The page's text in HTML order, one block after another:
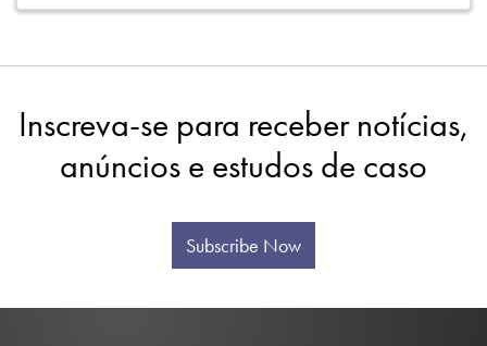
Inscreva-se para receber notícias,
anúncios e estudos de caso
Subscribe Now